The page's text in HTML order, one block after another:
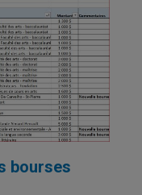
bourses